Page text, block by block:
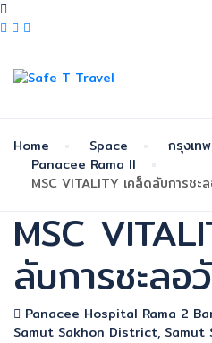
Home Space
กรุงเท
Panacee Rama ll
MSC VITALITY เคล็ดลับการชะ
MSC
ลับการชะลอ
Panacee Hospital Rama 2
Samut Sakhon District, Samut